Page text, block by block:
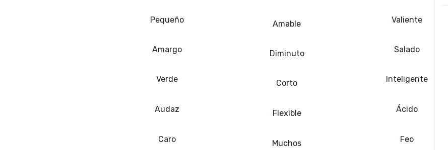
Pequeño Amable Valiente
Amargo Diminuto Salado
Verde Corto Inteligente
Audaz Flexible Ácido
Caro Muchos Feo